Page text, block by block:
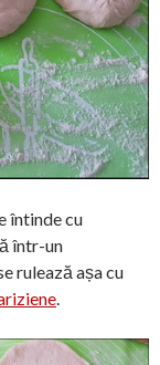
întinde cu
într-un
rulează așa cu
.